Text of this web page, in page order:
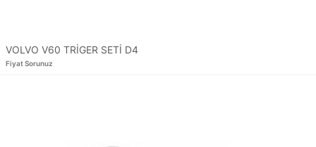
VOLVO V60 TRİGER SETİ D4
Fiyat Sorunuz